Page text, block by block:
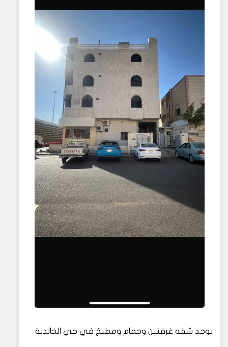
يوجد شقه غرفتين وحمام ومطبخ في حي الخالدية